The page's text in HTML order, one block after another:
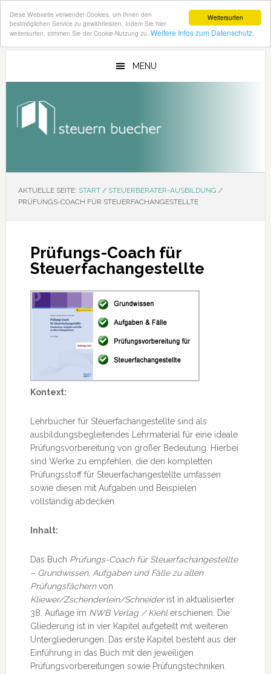
Weitersurfen
Diese Webseite verwendet Cookies, um Ihnen den
bestmöglichen Service zu gewährleisten. Indem Sie hier
weitersurfen, stimmen Sie der Cookie-Nutzung zu. Weitere Infos zum Datenschutz.
Zum
Zur
MENU
AKTUELLE SEITE: START / STEUERBERATER-AUSBILDUNG /
PRÜFUNGS-COACH FÜR STEUERFACHANGESTELLTE
Prüfungs-Coach für
Steuerfachangestellte
Kontext:
Lehrbücher für Steuerfachangestellte sind als
ausbildungsbegleitendes Lehrmaterial für eine ideale
Prüfungsvorbereitung von großer Bedeutung. Hierbei
sind Werke zu empfehlen, die den kompletten
Prüfungsstoff für Steuerfachangestellte umfassen
sowie diesen mit Aufgaben und Beispielen
vollständig abdecken.
Inhalt:
Das Buch Prüfungs-Coach für Steuerfachangestellte
– Grundwissen, Aufgaben und Fälle zu allen
Prüfungsfächernvon
Kliewer/Zschenderlein/Schneiderist in aktualisierter
38. Auflage im NWB Verlag / Kiehlerschienen. Die
Gliederung ist in vier Kapitel aufgeteilt mit weiteren
Untergliederungen. Das erste Kapitel besteht aus der
Einführung in das Buch mit den jeweiligen
Prüfungsvorbereitungen sowie Prüfungstechniken.